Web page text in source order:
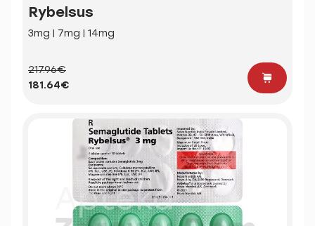
Rybelsus
3mg | 7mg | 14mg
217.96€
181.64€